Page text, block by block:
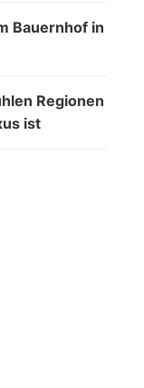
Bauernhof in
Regionen
ist